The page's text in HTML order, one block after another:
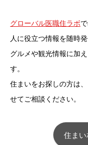
グローバル医職住ラボ
人に役立つ情報を随時発
グルメや観光情報に加
す。
住まいをお探しの方は
せてご相談ください。
住ま